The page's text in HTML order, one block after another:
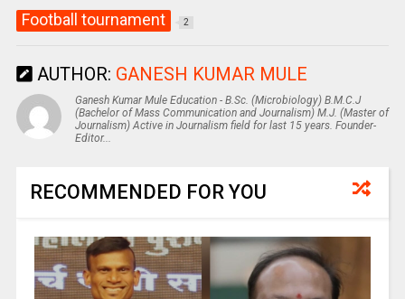
Football tournament 2
AUTHOR: GANESH KUMAR MULE
Ganesh Kumar Mule Education - B.Sc. (Microbiology) B.M.C.J
(Bachelor of Mass Communication and Journalism) M.J. (Master of
Journalism) Active in Journalism field for last 15 years. Founder-
Editor...
RECOMMENDED FOR YOU